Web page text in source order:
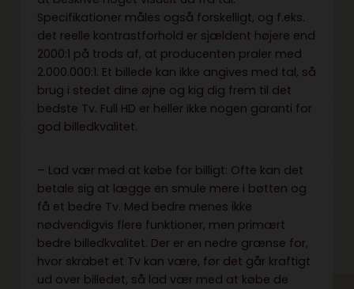
Specifikationer måles også forskelligt, og f.eks.
det reelle kontrastforhold er sjældent højere end
2000:1 på trods af, at producenten praler med
2.000.000:1. Et billede kan ikke angives med tal, så
brug i stedet dine øjne og kig dig frem til det
bedste Tv. Full HD er heller ikke nogen garanti for
god billedkvalitet.
– Lad vær med at købe for billigt: Ofte kan det
betale sig at lægge en smule mere i bøtten og
få et bedre Tv. Med bedre menes ikke
nødvendigvis flere funktioner, men primært
bedre billedkvalitet. Der er en nedre grænse for,
hvor skrabet et Tv kan være, før det går kraftigt
ud over billedet, så lad vær med at købe de